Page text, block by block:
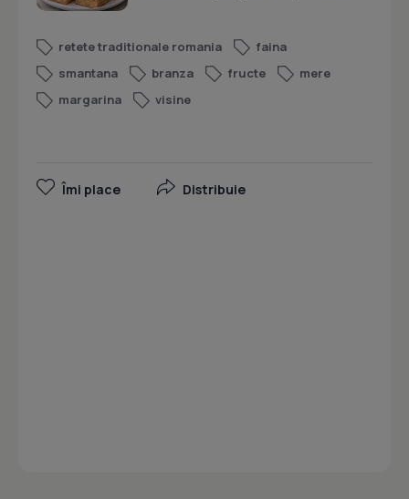
retete traditionale romania
faina
smantana
branza fructe
mere
margarina
visine
Îmi place Distribuie